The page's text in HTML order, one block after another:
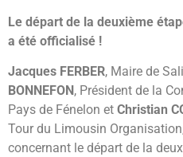
Le départ de la deuxième
a été officialisé !
Jacques FERBER, Maire de
BONNEFON , Président de la
Pays de Fénelon et Christian
Tour du Limousin
concernant le départ de la